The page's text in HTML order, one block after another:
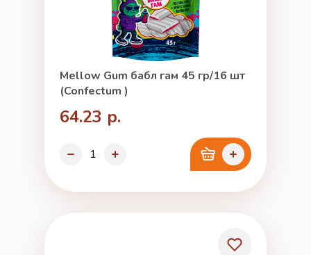
Mellow Gum бабл гам 45 гр/16 шт
(Confectum )
64.23 р.